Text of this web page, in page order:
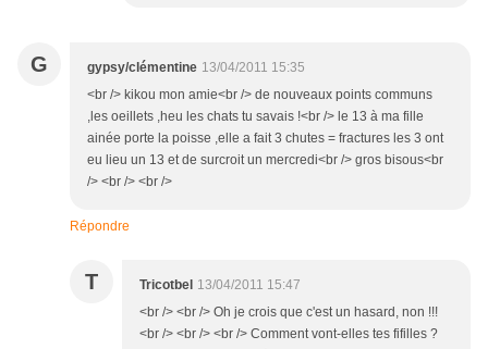
G gypsy/clémentine 13/04/2011 15:35
<br /> kikou mon amie<br /> de nouveaux points communs
,les oeillets ,heu les chats tu savais !<br /> le 13 à ma fille
ainée porte la poisse ,elle a fait 3 chutes = fractures les 3 ont
eu lieu un 13 et de surcroit un mercredi<br /> gros bisous<br
/> <br /> <br />
Répondre
T Tricotbel 13/04/2011 15:47
<br /> <br /> Oh je crois que c'est un hasard, non !!!
<br /> <br /> <br /> Comment vont-elles tes fifilles ?